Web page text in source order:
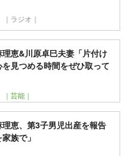
｜ラジオ｜
理恵&川原卓巳夫妻「片付け
見つめる時間をぜひ取って
｜芸能｜
恵、第3子男児出産を報告
族で」